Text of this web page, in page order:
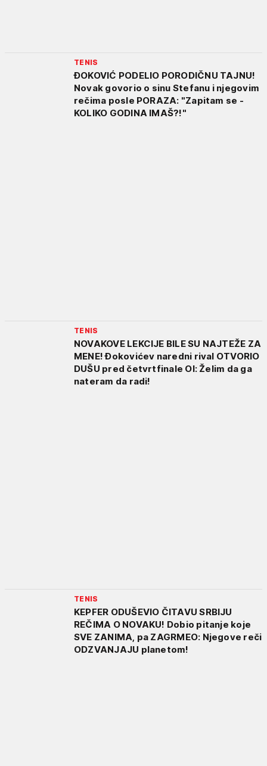
TENIS
ĐOKOVIĆ PODELIO PORODIČNU TAJNU!
Novak govorio o sinu Stefanu i njegovim
rečima posle PORAZA: "Zapitam se -
KOLIKO GODINA IMAŠ?!"
TENIS
NOVAKOVE LEKCIJE BILE SU NAJTEŽE ZA
MENE! Đokovićev naredni rival OTVORIO
DUŠU pred četvrtfinale OI: Želim da ga
nateram da radi!
TENIS
KEPFER ODUŠEVIO ČITAVU SRBIJU
REČIMA O NOVAKU! Dobio pitanje koje
SVE ZANIMA, pa ZAGRMEO: Njegove reči
ODZVANJAJU planetom!